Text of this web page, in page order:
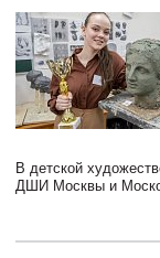
В детской
ДШИ Москвы и